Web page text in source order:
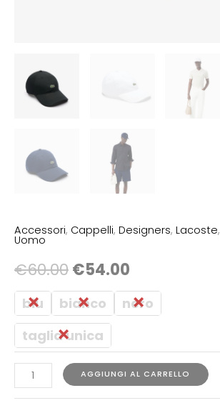
Accessori, Cappelli, Designers, Lacoste,
Uomo
€60.00€54.00
blu bianco
nero
taglia unica
AGGIUNGI AL CARRELLO